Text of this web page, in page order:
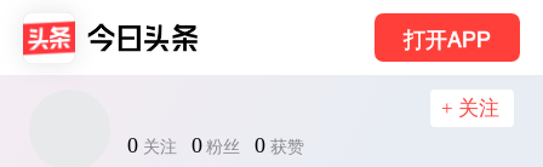
打开APP
0 关注 0 粉丝 0 获赞
+ 关注